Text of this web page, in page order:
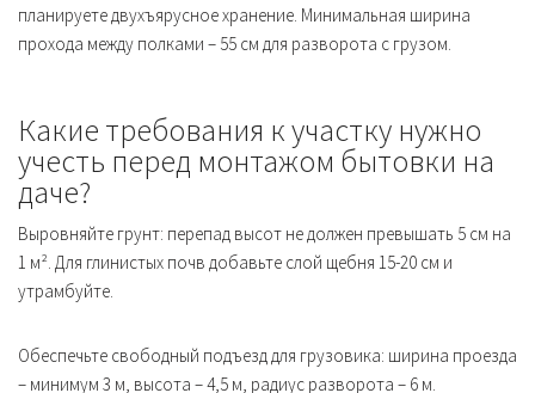
планируете двухъярусное хранение. Минимальная ширина
прохода между полками – 55 см для разворота с грузом.
Какие требования к участку нужно
учесть перед монтажом бытовки на
даче?
Выровняйте грунт: перепад высот не должен превышать 5 см на
1 м². Для глинистых почв добавьте слой щебня 15-20 см и
утрамбуйте.
Обеспечьте свободный подъезд для грузовика: ширина проезда
– минимум 3 м, высота – 4,5 м, радиус разворота – 6 м.